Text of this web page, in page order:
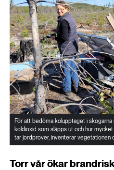
För att bedöma kolupptaget i
koldioxid som släpps ut och hur
tar jordprover, inventerar vegetationen
Torr vår ökar